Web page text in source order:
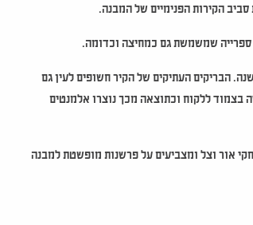
הקירות הפנימיים של המבנה.
ספרייה שמשמשת גם כמחיצה וכדומה.
המדרגות ועבודות הנגרות במטבח נעשה שימוש חוזר בקורות עץ בנות 170 שנה. הבריקים העתיקים של הקיר חשופים לעין גם
בצמוד ללקוח וכתוצאה מכך נוצרו אלמנטים
אור וצל ומצביעים על פרשנות מופשטת למבנה